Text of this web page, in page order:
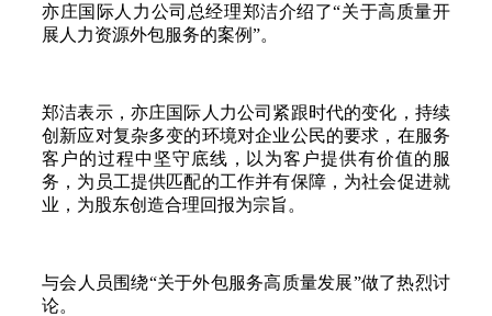
亦庄国际人力公司总经理郑洁介绍了“关于高质量开
展人力资源外包服务的案例”。
郑洁表示，亦庄国际人力公司紧跟时代的变化，持续
创新应对复杂多变的环境对企业公民的要求，在服务
客户的过程中坚守底线，以为客户提供有价值的服
务，为员工提供匹配的工作并有保障，为社会促进就
业，为股东创造合理回报为宗旨。
与会人员围绕“关于外包服务高质量发展”做了热烈讨
论。